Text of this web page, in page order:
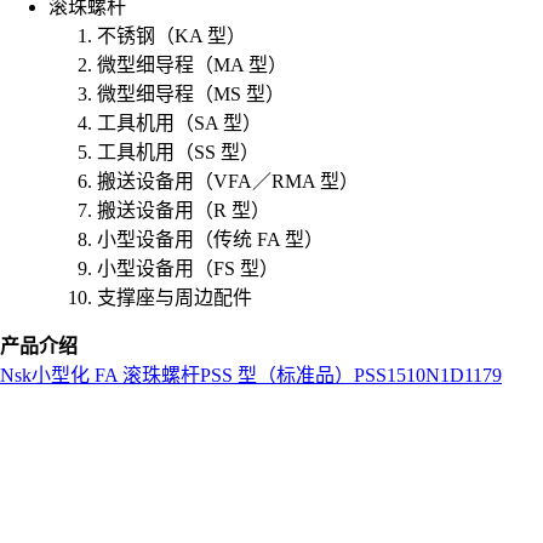
滚珠螺杆
不锈钢（KA 型）
微型细导程（MA 型）
微型细导程（MS 型）
工具机用（SA 型）
工具机用（SS 型）
搬送设备用（VFA／RMA 型）
搬送设备用（R 型）
小型设备用（传统 FA 型）
小型设备用（FS 型）
支撑座与周边配件
产品介绍
Nsk小型化 FA 滚珠螺杆PSS 型（标准品） PSS1510N1D1179